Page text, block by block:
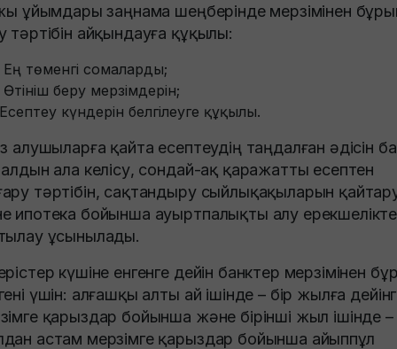
ұйымдары заңнама шеңберінде мерзімінен
тәртібін айқындауға құқылы:
Ең төменгі сомаларды;
Өтініш беру мерзімдерін;
Есептеу күндерін белгілеуге құқылы.
алушыларға қайта есептеудің таңдалған әдісін
ала келісу, сондай-ақ қаражатты есептен
тәртібін, сақтандыру сыйлықақыларын
ипотека бойынша ауыртпалықты алу
ұсынылады.
күшіне енгенге дейін банктер мерзімінен
үшін: алғашқы алты ай ішінде – бір жылға
қарыздар бойынша және бірінші жыл ішінде –
астам мерзімге қарыздар бойынша айыппұл